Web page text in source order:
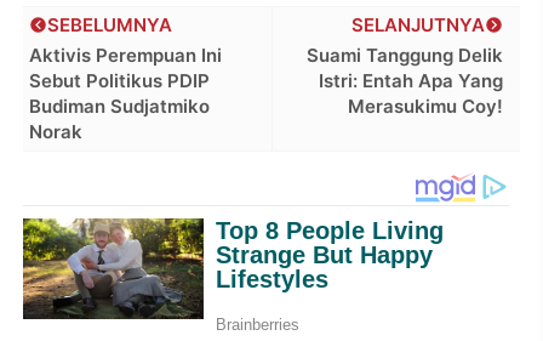
SELANJUTNYA
Suami Tanggung Delik
Istri: Entah Apa Yang
Merasukimu Coy!
SEBELUMNYA
Aktivis Perempuan Ini
Sebut Politikus PDIP
Budiman Sudjatmiko
Norak